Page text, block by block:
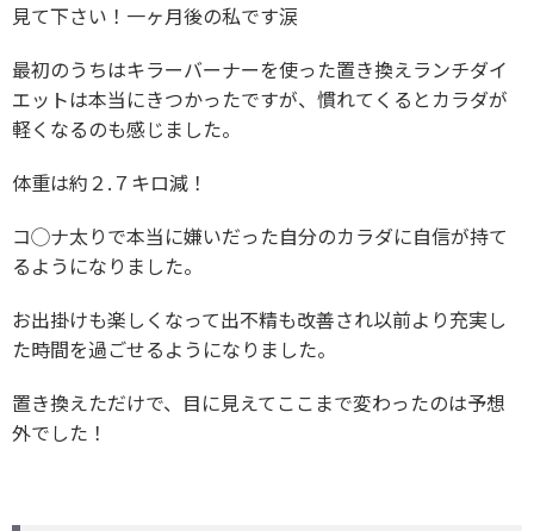
見て下さい！一ヶ月後の私です涙
最初のうちはキラーバーナーを使った置き換えランチダイ
エットは本当にきつかったですが、慣れてくるとカラダが
軽くなるのも感じました。
体重は約２.７キロ減！
コ◯ナ太りで本当に嫌いだった自分のカラダに自信が持て
るようになりました。
お出掛けも楽しくなって出不精も改善され以前より充実し
た時間を過ごせるようになりました。
置き換えただけで、目に見えてここまで変わったのは予想
外でした！